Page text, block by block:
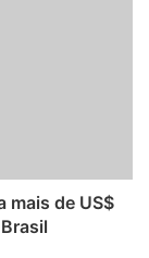
mais de US$